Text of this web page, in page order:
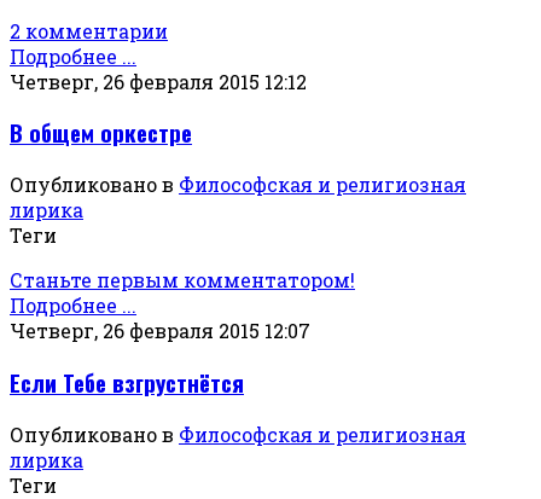
2 комментарии
Подробнее ...
Четверг, 26 февраля 2015 12:12
В общем оркестре
Опубликовано в Философская и религиозная
лирика
Теги
Станьте первым комментатором!
Подробнее ...
Четверг, 26 февраля 2015 12:07
Если Тебе взгрустнётся
Опубликовано в Философская и религиозная
лирика
Теги